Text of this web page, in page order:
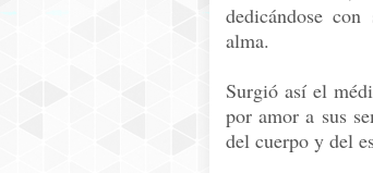
dedicándose
alma.
Surgió así el
por amor a sus
del cuerpo y del